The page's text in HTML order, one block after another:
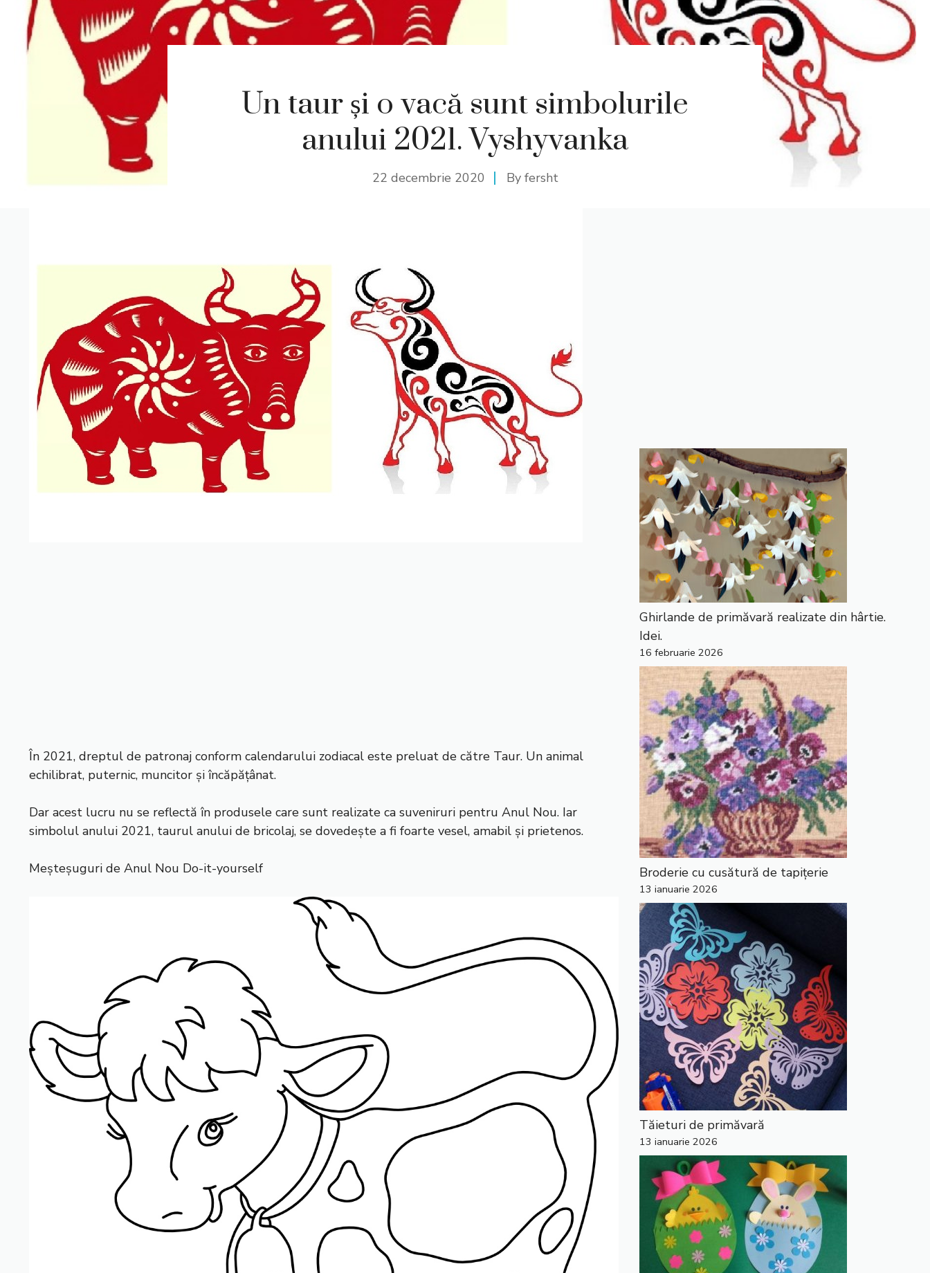
Un taur și o vacă sunt simbolurile
anului 2021. Vyshyvanka
22 decembrie 2020 By fersht
În 2021, dreptul de patronaj conform calendarului zodiacal este preluat de către Taur. Un animal
echilibrat, puternic, muncitor și încăpățânat.
Dar acest lucru nu se reflectă în produsele care sunt realizate ca suveniruri pentru Anul Nou. Iar
simbolul anului 2021, taurul anului de bricolaj, se dovedește a fi foarte vesel, amabil și prietenos.
Meșteșuguri de Anul Nou Do-it-yourself
Ghirlande de primăvară realizate din hârtie.
Idei.
16 februarie 2026
Broderie cu cusătură de tapițerie
13 ianuarie 2026
Tăieturi de primăvară
13 ianuarie 2026